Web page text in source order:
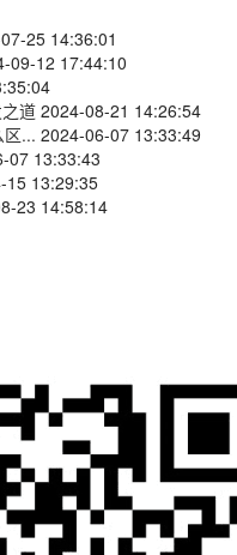
25 14:36:01
09-12 17:44:10
道 2024-08-21 14:26:54
... 2024-06-07 13:33:49
07 13:33:43
15 13:29:35
23 14:58:14